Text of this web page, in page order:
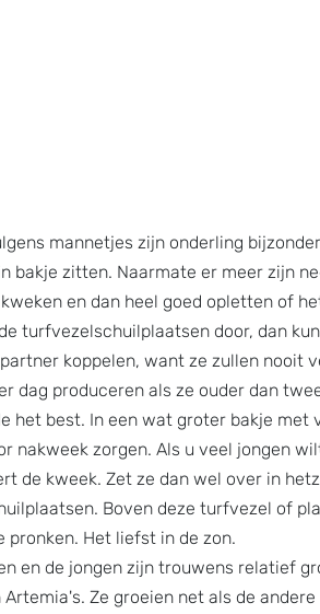
mannetjes zijn onderling
bakje zitten. Naarmate er meer zijn
en dan heel goed opletten of
turfvezelschuilplaatsen door, dan
koppelen, want ze zullen nooit
dag produceren als ze ouder dan
het best. In een wat groter bakje
nakweek zorgen. Als u veel jongen
de kweek. Zet ze dan wel over in
Boven deze turfvezel of
pronken. Het liefst in de zon.
en de jongen zijn trouwens relatief
Artemia's. Ze groeien net als de